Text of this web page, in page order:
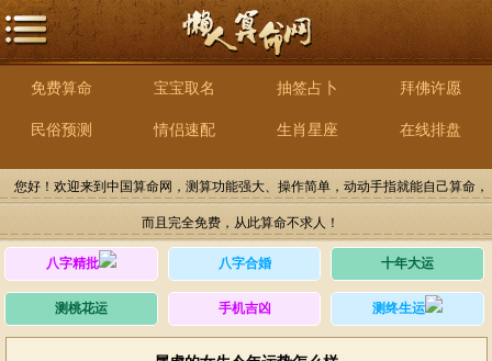
免费算命 宝宝取名 抽签占卜 拜佛许愿
民俗预测 情侣速配 生肖星座 在线排盘
您好！欢迎来到中国算命网，测算功能强大、操作简单，动动手指就能自己算命，
而且完全免费，从此算命不求人！
八字精批 八字合婚 十年大运
测桃花运 手机吉凶 测终生运